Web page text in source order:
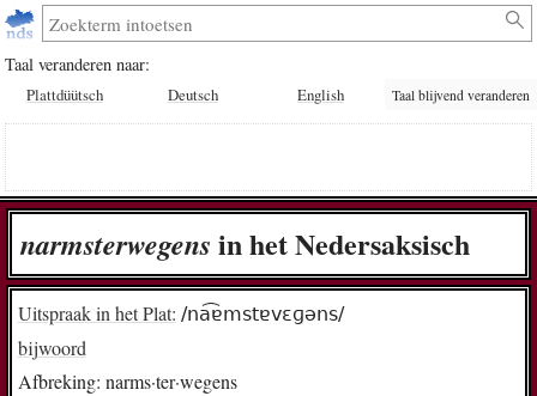
Taal veranderen naar:
Plattdüütsch Deutsch English Taal blijvend veranderen
narms­ter­wegens in het Nedersaksisch
Uitspraak in het Plat: /na͡ɐmstɐvɛɡəns/
bijwoord
Afbreking: narms·ter·wegens